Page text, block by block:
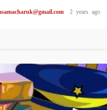
2 years ago